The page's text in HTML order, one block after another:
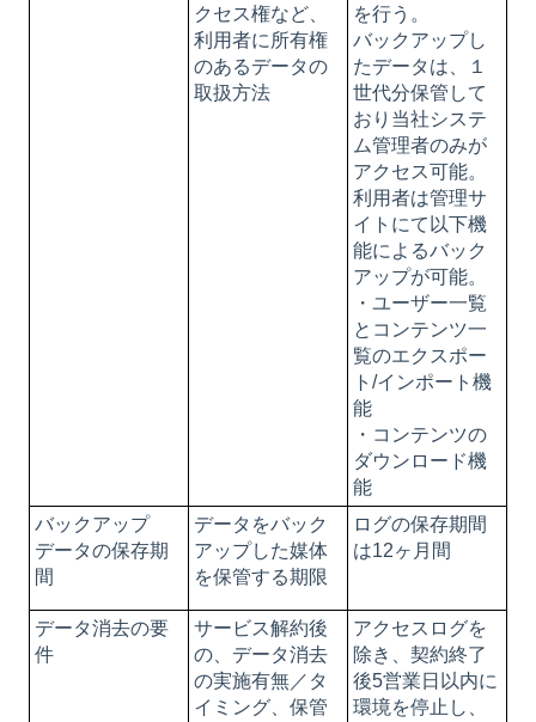
クセス権など、
利用者に所有権
のあるデータの
取扱方法
を行う。
バックアップし
たデータは、１
世代分保管して
おり当社システ
ム管理者のみが
アクセス可能。
利用者は管理サ
イトにて以下機
能によるバック
アップが可能。
・ユーザー一覧
とコンテンツ一
覧のエクスポー
ト/インポート機
能
・コンテンツの
ダウンロード機
能
バックアップ
データの保存期
間
データをバック
アップした媒体
を保管する期限
ログの保存期間
は12ヶ月間
データ消去の要
件
サービス解約後
の、データ消去
の実施有無／タ
イミング、保管
アクセスログを
除き、契約終了
後5営業日以内に
環境を停止し、